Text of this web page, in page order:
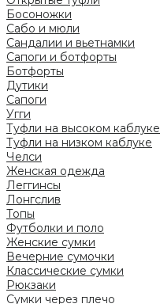
Босоножки
Сабо и мюли
Сандалии и вьетнамки
Сапоги и ботфорты
Ботфорты
Дутики
Сапоги
Угги
Туфли на высоком каблуке
Туфли на низком каблуке
Челси
Женская одежда
Леггинсы
Лонгслив
Топы
Футболки и поло
Женские сумки
Вечерние сумочки
Классические сумки
Рюкзаки
Сумки через плечо